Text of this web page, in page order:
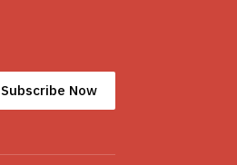
Subscribe Now